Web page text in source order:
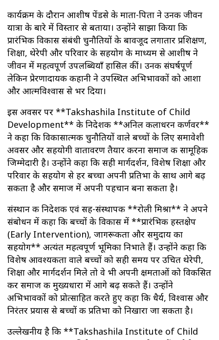
कार्यक्रम के दौरान आशीष पेंडसे के माता-पिता ने उनकी जीवन
यात्रा के बारे में विस्तार से बताया। उन्होंने साझा किया कि
प्रारंभिक विकास संबंधी चुनौतियों के बावजूद लगातार प्रशिक्षण,
शिक्षा, थेरेपी और परिवार के सहयोग के माध्यम से आशीष ने
जीवन में महत्वपूर्ण उपलब्धियाँ हासिल कीं। उनकी संघर्षपूर्ण
लेकिन प्रेरणादायक कहानी ने उपस्थित अभिभावकों को आशा
और आत्मविश्वास से भर दिया।
इस अवसर पर **Takshashila Institute of Child
Development** के निदेशक **अनिल कलाधरन कर्णवर**
ने कहा कि विकासात्मक चुनौतियों वाले बच्चों के लिए समावेशी
अवसर और सहयोगी वातावरण तैयार करना समाज की सामूहिक
जिम्मेदारी है। उन्होंने कहा कि सही मार्गदर्शन, विशेष शिक्षा और
परिवार के सहयोग से हर बच्चा अपनी प्रतिभा के साथ आगे बढ़
सकता है और समाज में अपनी पहचान बना सकता है।
संस्थान की निदेशक एवं सह-संस्थापक **रोली मिश्रा** ने अपने
संबोधन में कहा कि बच्चों के विकास में **प्रारंभिक हस्तक्षेप
(Early Intervention), जागरूकता और समुदाय का
सहयोग** अत्यंत महत्वपूर्ण भूमिका निभाते हैं। उन्होंने कहा कि
विशेष आवश्यकता वाले बच्चों को सही समय पर उचित थेरेपी,
शिक्षा और मार्गदर्शन मिले तो वे भी अपनी क्षमताओं को विकसित
कर समाज की मुख्यधारा में आगे बढ़ सकते हैं। उन्होंने
अभिभावकों को प्रोत्साहित करते हुए कहा कि धैर्य, विश्वास और
निरंतर प्रयास से बच्चों की प्रतिभा को निखारा जा सकता है।
उल्लेखनीय है कि **Takshashila Institute of Child